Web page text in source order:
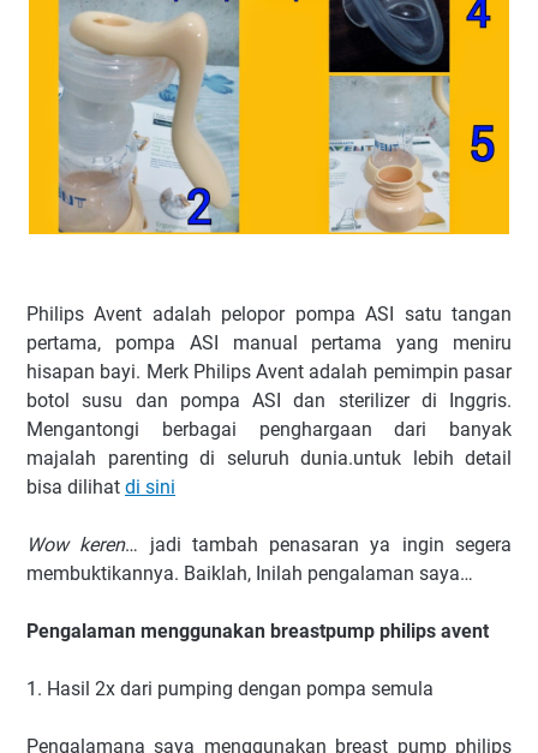
Philips Avent adalah pelopor pompa ASI satu tangan
pertama, pompa ASI manual pertama yang meniru
hisapan bayi. Merk Philips Avent adalah pemimpin pasar
botol susu dan pompa ASI dan sterilizer di Inggris.
Mengantongi berbagai penghargaan dari banyak
majalah parenting di seluruh dunia.untuk lebih detail
bisa dilihat di sini
Wow keren… jadi tambah penasaran ya ingin segera
membuktikannya. Baiklah, Inilah pengalaman saya…
Pengalaman menggunakan breastpump philips avent
1. Hasil 2x dari pumping dengan pompa semula
Pengalamana saya menggunakan breast pump philips